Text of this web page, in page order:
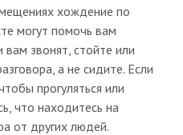
хождение по
могут помочь вам
вам звонят, стойте или
а не сидите. Если
прогуляться или
что находитесь на
от других людей.